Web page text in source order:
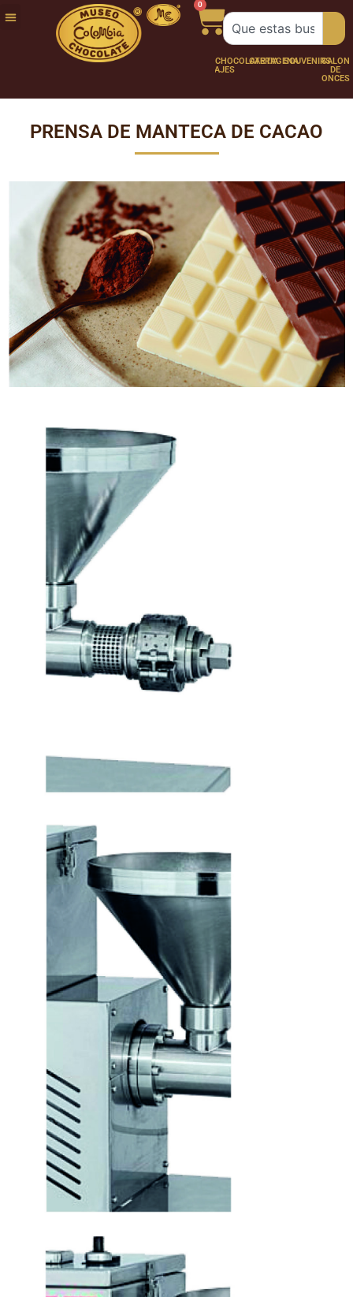
0
FUNDACIÓNNUESTRATRABAJA
CHOCOLATERÍA
CARTAGENASOUVENIRSSALÓN CURSOS
Y
PRENSA DE MANTECA DE CACAO